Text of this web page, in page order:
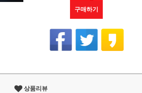
구매하기
상품리뷰